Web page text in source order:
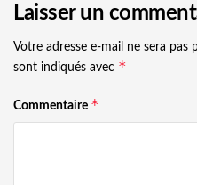
Laisser un
Votre adresse e-mail ne sera pas
sont indiqués avec *
Commentaire *